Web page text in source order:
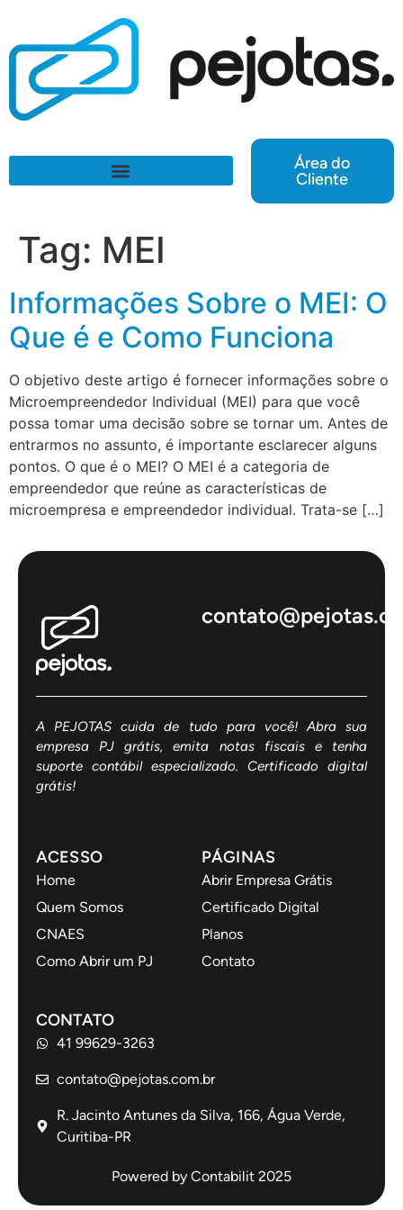
Área do
Cliente
Tag: MEI
Informações Sobre o MEI: O
Que é e Como Funciona
O objetivo deste artigo é fornecer informações sobre o
Microempreendedor Individual (MEI) para que você
possa tomar uma decisão sobre se tornar um. Antes de
entrarmos no assunto, é importante esclarecer alguns
pontos. O que é o MEI? O MEI é a categoria de
empreendedor que reúne as características de
microempresa e empreendedor individual. Trata-se […]
A PEJOTAS cuida de tudo para você! Abra sua
empresa PJ grátis, emita notas fiscais e tenha
suporte contábil especializado. Certificado digital
grátis!
ACESSO
Home
Quem Somos
CNAES
Como Abrir um PJ
PÁGINAS
Abrir Empresa Grátis
Certificado Digital
Planos
Contato
CONTATO
41 99629-3263
contato@pejotas.com.br
R. Jacinto Antunes da Silva, 166, Água Verde,
Curitiba-PR
Powered by Contabilit 2025